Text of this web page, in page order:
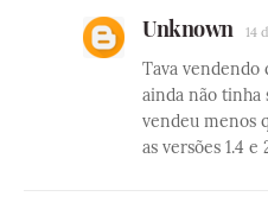
Unknown 14
Tava vendendo
ainda não tinha
vendeu menos
as versões 1.4 e